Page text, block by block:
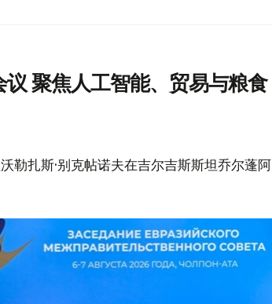
聚焦人工智能、贸易与粮食
勒扎斯·别克帖诺夫在吉尔吉斯斯坦乔尔蓬阿